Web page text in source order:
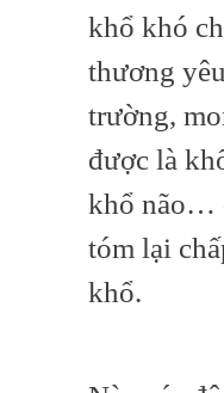
khổ khó
thương
trường,
được là
khổ não…
tóm lại
khổ.